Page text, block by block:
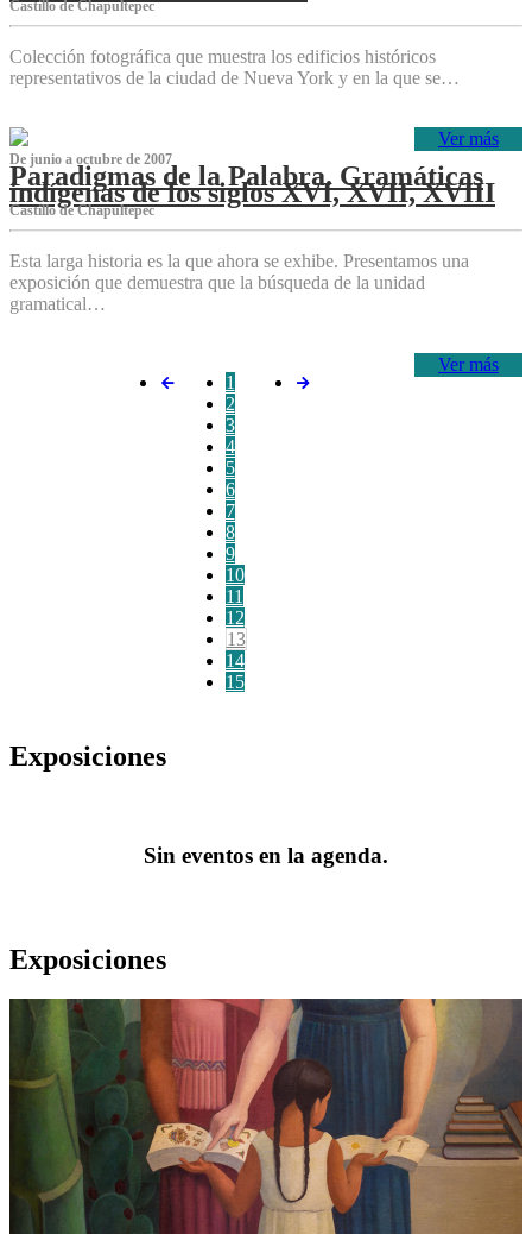
Castillo de Chapultepec
Colección fotográfica que muestra los edificios históricos
representativos de la ciudad de Nueva York y en la que se…
Ver más
De junio a octubre de 2007
Paradigmas de la Palabra. Gramáticas
indígenas de los siglos XVI, XVII, XVIII
Castillo de Chapultepec
Esta larga historia es la que ahora se exhibe. Presentamos una
exposición que demuestra que la búsqueda de la unidad
gramatical…
Ver más
1
2
3
4
5
6
7
8
9
10
11
12
13
14
15
Exposiciones
Sin eventos en la agenda.
Exposiciones